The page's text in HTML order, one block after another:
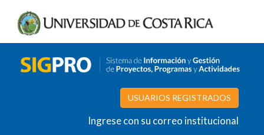
USUARIOS REGISTRADOS
Ingrese con su correo institucional